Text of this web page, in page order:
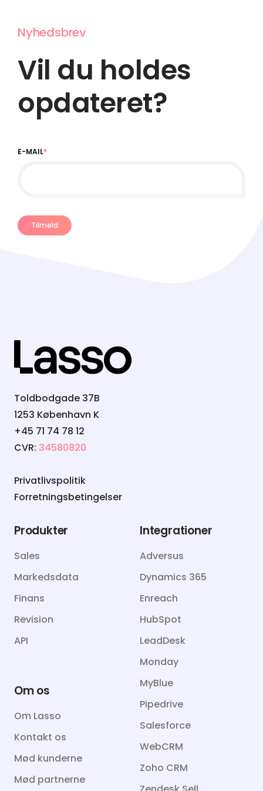
Nyhedsbrev
Vil du holdes
opdateret?
E-MAIL*
Toldbodgade 37B
1253 København K
+45 71 74 78 12
CVR: 34580820
Privatlivspolitik
Forretningsbetingelser
Produkter
Sales
Markedsdata
Finans
Revision
API
Integrationer
Adversus
Dynamics 365
Enreach
HubSpot
LeadDesk
Monday
MyBlue
Pipedrive
Salesforce
WebCRM
Zoho CRM
Om os
Om Lasso
Kontakt os
Mød kunderne
Mød partnerne